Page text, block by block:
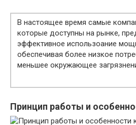
В настоящее время самые
которые доступны на рынке,
эффективное использоание
обеспечивая более низкое
меньшее окружающее
Принцип работы и